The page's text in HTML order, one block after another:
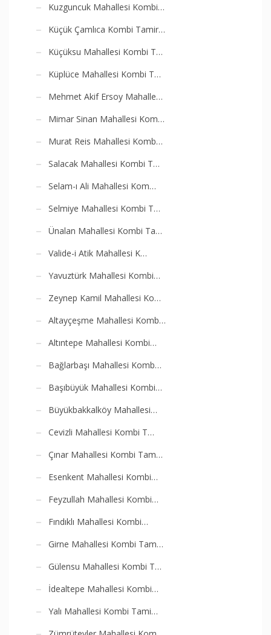
Kuzguncuk Mahallesi Kombi…
Küçük Çamlıca Kombi Tamir…
Küçüksu Mahallesi Kombi T…
Küplüce Mahallesi Kombi T…
Mehmet Akif Ersoy Mahalle…
Mimar Sinan Mahallesi Kom…
Murat Reis Mahallesi Komb…
Salacak Mahallesi Kombi T…
Selam-ı Ali Mahallesi Kom…
Selmiye Mahallesi Kombi T…
Ünalan Mahallesi Kombi Ta…
Valide-i Atik Mahallesi K…
Yavuztürk Mahallesi Kombi…
Zeynep Kamil Mahallesi Ko…
Altayçeşme Mahallesi Komb…
Altıntepe Mahallesi Kombi…
Bağlarbaşı Mahallesi Komb…
Başıbüyük Mahallesi Kombi…
Büyükbakkalköy Mahallesi…
Cevizli Mahallesi Kombi T…
Çınar Mahallesi Kombi Tam…
Esenkent Mahallesi Kombi…
Feyzullah Mahallesi Kombi…
Fındıklı Mahallesi Kombi…
Girne Mahallesi Kombi Tam…
Gülensu Mahallesi Kombi T…
İdealtepe Mahallesi Kombi…
Yalı Mahallesi Kombi Tami…